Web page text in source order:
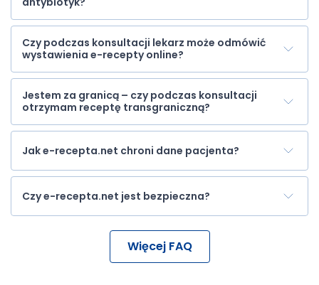
Czy podczas konsultacji lekarz może odmówić
wystawienia e-recepty online?
Jestem za granicą – czy podczas konsultacji
otrzymam receptę transgraniczną?
Jak e-recepta.net chroni dane pacjenta?
Czy e-recepta.net jest bezpieczna?
Więcej FAQ